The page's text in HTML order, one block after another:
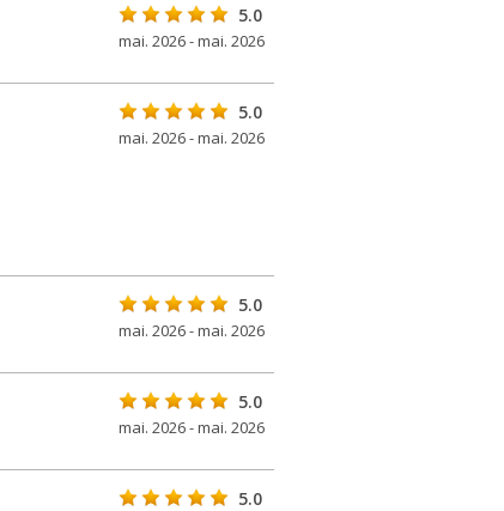
5.0
mai. 2026 - mai. 2026
5.0
mai. 2026 - mai. 2026
5.0
mai. 2026 - mai. 2026
5.0
mai. 2026 - mai. 2026
5.0